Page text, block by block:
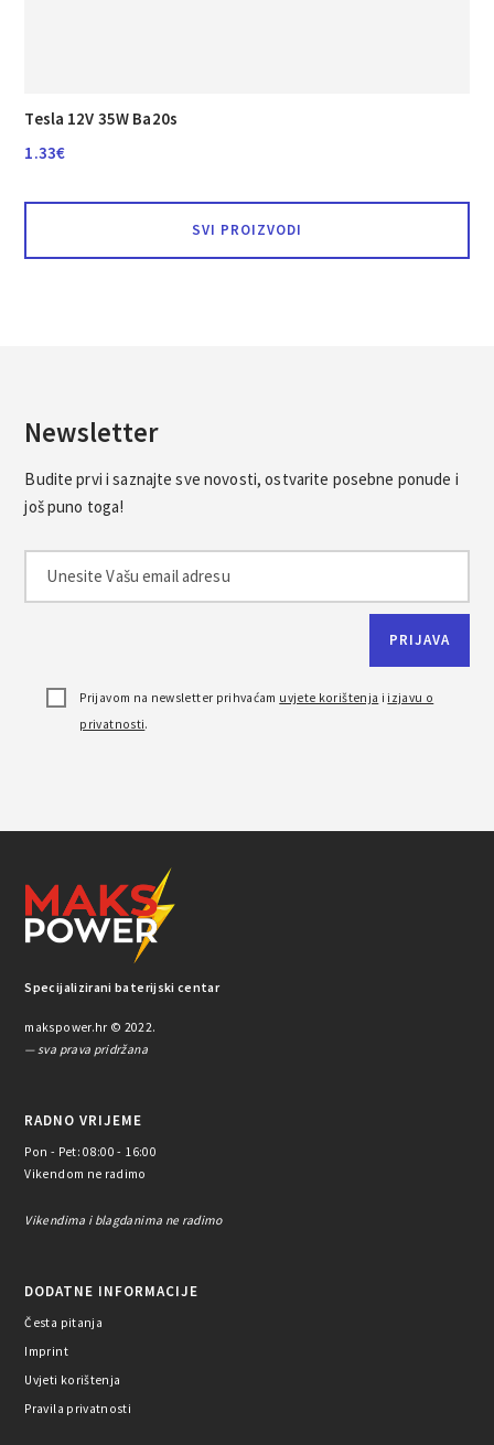
Tesla 12V 35W Ba20s
1.33€
SVI PROIZVODI
Newsletter
Budite prvi i saznajte sve novosti, ostvarite posebne ponude i
još puno toga!
Prijavom na newsletter prihvaćam uvjete korištenja i izjavu o
privatnosti.
Specijalizirani baterijski centar
makspower.hr © 2022.
— sva prava pridržana
RADNO VRIJEME
Pon - Pet: 08:00 - 16:00
Vikendom ne radimo
Vikendima i blagdanima ne radimo
DODATNE INFORMACIJE
Česta pitanja
Imprint
Uvjeti korištenja
Pravila privatnosti